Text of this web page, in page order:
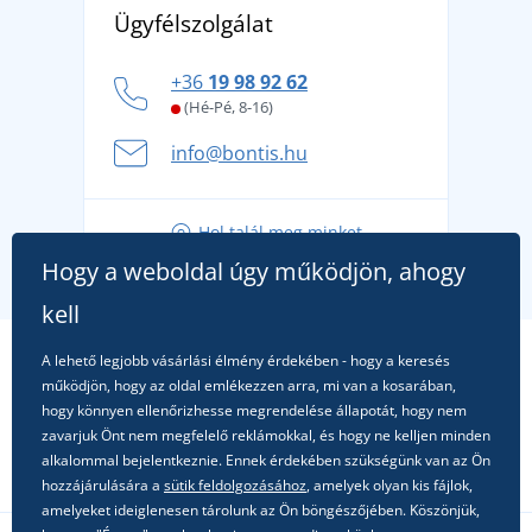
Általános adatvédelmi irányelvek
márkát, amelynek története 1976-ig nyúlik vissza
kényelmesen és biztonságosan
A nyári kaland a csomagolással kezdődik - készüljön
fel a gondtalan nyaralásra
alkalomra!
Ügyfélszolgálat
+36 19 98 92 62
(Hé-Pé, 8-16)
info@bontis.hu
Hol talál meg minket
Hogy a weboldal úgy működjön, ahogy
kell
A lehető legjobb vásárlási élmény érdekében - hogy a keresés
működjön, hogy az oldal emlékezzen arra, mi van a kosarában,
hogy könnyen ellenőrizhesse megrendelése állapotát, hogy nem
zavarjuk Önt nem megfelelő reklámokkal, és hogy ne kelljen minden
alkalommal bejelentkeznie. Ennek érdekében szükségünk van az Ön
hozzájárulására a sütik feldolgozásához, amelyek olyan kis fájlok,
amelyeket ideiglenesen tárolunk az Ön böngészőjében. Köszönjük,